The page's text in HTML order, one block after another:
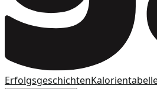
Erfolgsgeschichten